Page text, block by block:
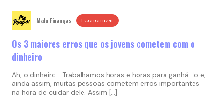
Malu Finanças Economizar
Os 3 maiores erros que os jovens cometem com o
dinheiro
Ah, o dinheiro… Trabalhamos horas e horas para ganhá-lo e,
ainda assim, muitas pessoas cometem erros importantes
na hora de cuidar dele. Assim […]